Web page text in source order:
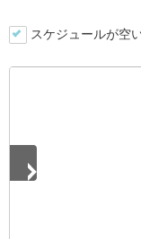
スケジュールが空